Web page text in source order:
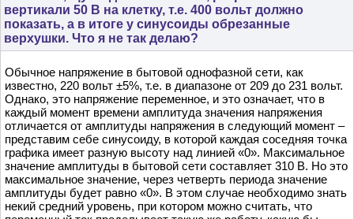
вертикали 50 В на клетку, т.е. 400 вольт должно
показать, а в итоге у синусоиды обрезанные
верхушки. Что я не так делаю?
Обычное напряжение в бытовой однофазной сети, как
известно, 220 вольт ±5%, т.е. в диапазоне от 209 до 231 вольт.
Однако, это напряжение переменное, и это означает, что в
каждый момент времени амплитуда значения напряжения
отличается от амплитуды напряжения в следующий момент –
представим себе синусоиду, в которой каждая соседняя точка
графика имеет разную высоту над линией «0». Максимальное
значение амплитуды в бытовой сети составляет 310 В. Но это
максимальное значение, через четверть периода значение
амплитуды будет равно «0». В этом случае необходимо знать
некий средний уровень, при котором можно считать, что